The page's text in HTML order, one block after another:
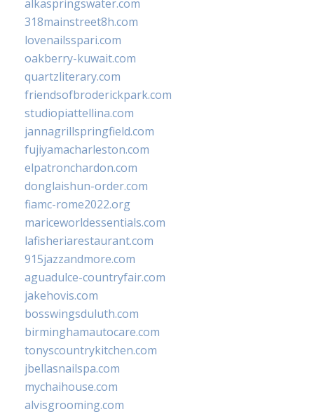
alkaspringswater.com
318mainstreet8h.com
lovenailsspari.com
oakberry-kuwait.com
quartzliterary.com
friendsofbroderickpark.com
studiopiattellina.com
jannagrillspringfield.com
fujiyamacharleston.com
elpatronchardon.com
donglaishun-order.com
fiamc-rome2022.org
mariceworldessentials.com
lafisheriarestaurant.com
915jazzandmore.com
aguadulce-countryfair.com
jakehovis.com
bosswingsduluth.com
birminghamautocare.com
tonyscountrykitchen.com
jbellasnailspa.com
mychaihouse.com
alvisgrooming.com